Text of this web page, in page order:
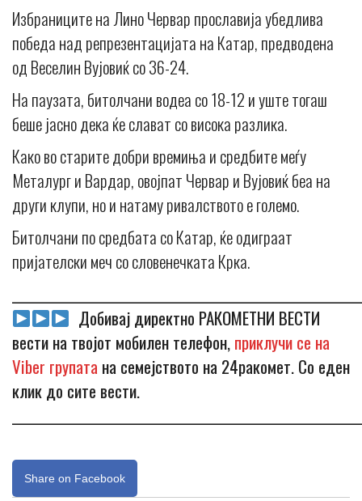
Избраниците на Лино Червар прославија убедлива
победа над репрезентацијата на Катар, предводена
од Веселин Вујовиќ со 36-24.
На паузата, битолчани водеа со 18-12 и уште тогаш
беше јасно дека ќе слават со висока разлика.
Како во старите добри времиња и средбите меѓу
Металург и Вардар, овојпат Червар и Вујовиќ беа на
други клупи, но и натаму ривалството е големо.
Битолчани по средбата со Катар, ќе одиграат
пријателски меч со словенечката Крка.
Добивај директно РАКОМЕТНИ ВЕСТИ
вести на твојот мобилен телефон,приклучи се на
Viber групата на семејството на 24ракомет. Со еден
клик до сите вести.
Share on Facebook